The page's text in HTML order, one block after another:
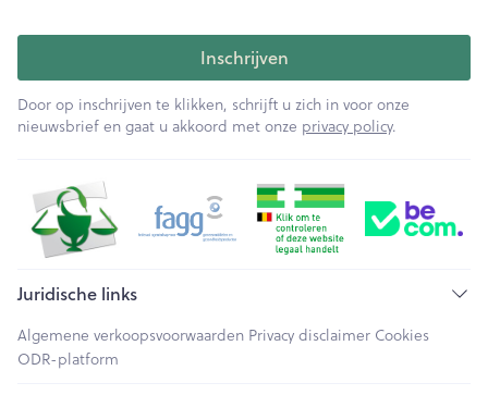
Inschrijven
Door op inschrijven te klikken, schrijft u zich in voor onze
nieuwsbrief en gaat u akkoord met onze privacy policy.
Juridische links
Algemene verkoopsvoorwaarden Privacy disclaimer Cookies
ODR-platform